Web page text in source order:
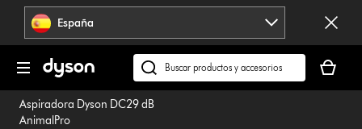
Omitir
navegación España
Buscar
en
dyson.es
cesta
está
Aspiradora Dyson DC29 dB
AnimalPro